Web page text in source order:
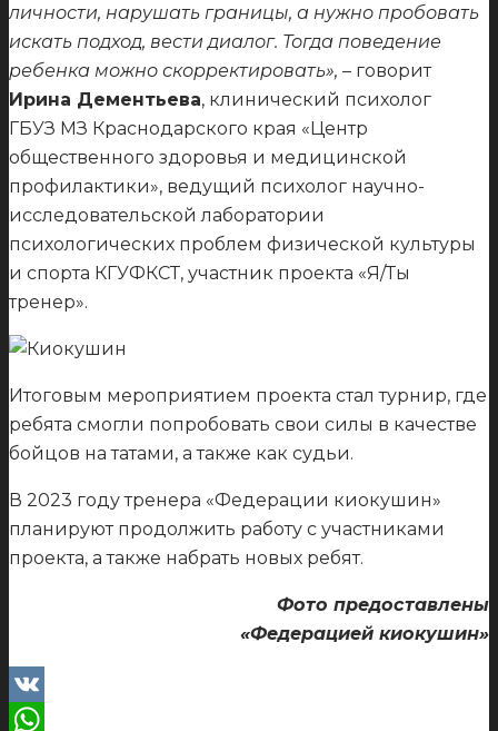
личности, нарушать границы, а нужно пробовать
искать подход, вести диалог. Тогда поведение
ребенка можно скорректировать», – говорит
Ирина Дементьева, клинический психолог
ГБУЗ МЗ Краснодарского края «Центр
общественного здоровья и медицинской
профилактики», ведущий психолог научно-
исследовательской лаборатории
психологических проблем физической культуры
и спорта КГУФКСТ, участник проекта «Я/Ты
тренер».
Итоговым мероприятием проекта стал турнир, где
ребята смогли попробовать свои силы в качестве
бойцов на татами, а также как судьи.
В 2023 году тренера «Федерации киокушин»
планируют продолжить работу с участниками
проекта, а также набрать новых ребят.
Фото предоставлены
«Федерацией киокушин»
VK